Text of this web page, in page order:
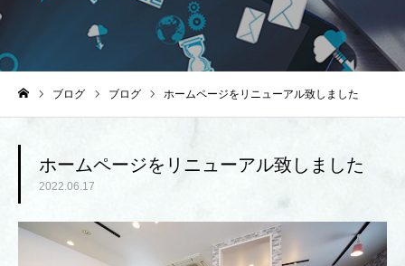
ブログ ブログ ホームページをリニューアル致しました
ホームページをリニューアル致しました
2022.06.17